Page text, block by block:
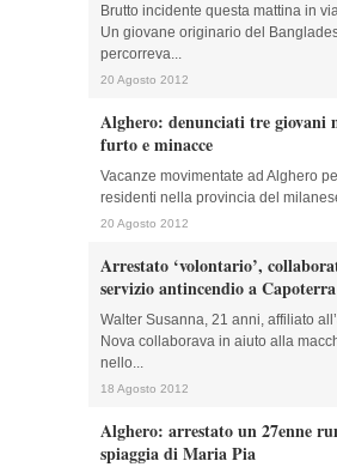
Brutto incidente questa mattina in
Un giovane originario del
percorreva...
20 Agosto 2012
Alghero: denunciati tre giovani
furto e minacce
Vacanze movimentate ad Alghero
residenti nella provincia del
20 Agosto 2012
Arrestato ‘volontario’,
servizio antincendio a Capoterra
Walter Susanna, 21 anni, affiliato
Nova collaborava in aiuto alla
nello...
18 Agosto 2012
Alghero: arrestato un 27enne
spiaggia di Maria Pia